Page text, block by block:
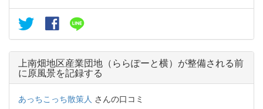
上南畑地区産業団地（ららぽーと横）が整備される前
に原風景を記録する
あっちこっち散策人 さんの口コミ